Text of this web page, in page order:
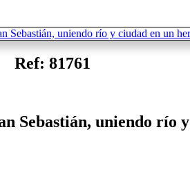
Ref: 81761
Sebastián, uniendo río